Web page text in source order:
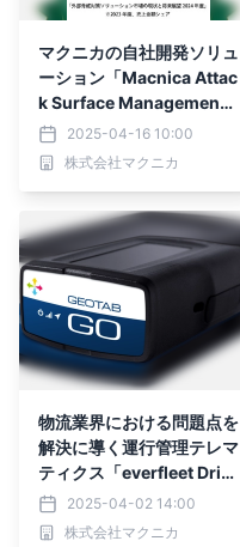
マクニカの自社開発ソリュ
ーション「Macnica Attac
k Surface Managemen
t」が デロイト トーマツ ミ
ック経済研究所の調査レポ
ートにおいて、 ASM市場
2025-04-16 10:00
株式会社マクニカ
物流業界における問題点を
解決に導く運行管理テレマ
ティクス「everfleet Driv
e」の提供を開始
2025-04-02 14:00
株式会社マクニカ